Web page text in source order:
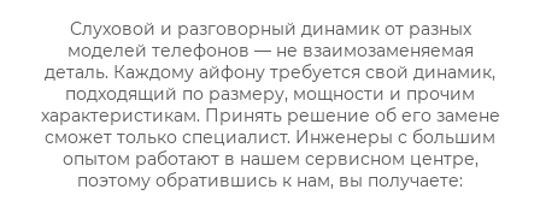
Слуховой и разговорный динамик от разных
моделей телефонов — не взаимозаменяемая
деталь. Каждому айфону требуется свой динамик,
подходящий по размеру, мощности и прочим
характеристикам. Принять решение об его замене
сможет только специалист. Инженеры с большим
опытом работают в нашем сервисном центре,
поэтому обратившись к нам, вы получаете: